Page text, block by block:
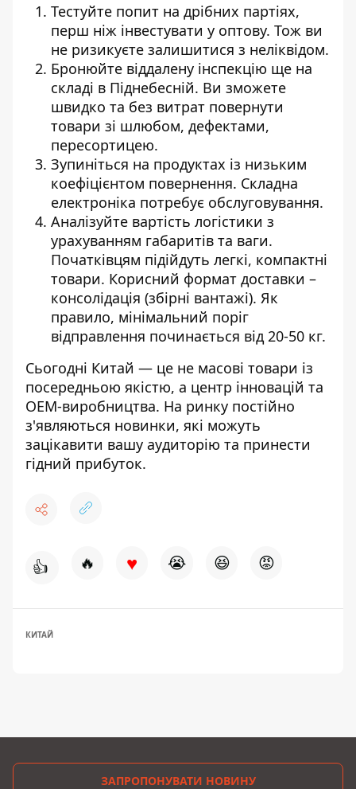
Тестуйте попит на дрібних партіях,
перш ніж інвестувати у оптову. Тож ви
не ризикуєте залишитися з неліквідом.
Бронюйте віддалену інспекцію ще на
складі в Піднебесній. Ви зможете
швидко та без витрат повернути
товари зі шлюбом, дефектами,
пересортицею.
Зупиніться на продуктах із низьким
коефіцієнтом повернення. Складна
електроніка потребує обслуговування.
Аналізуйте вартість логістики з
урахуванням габаритів та ваги.
Початківцям підійдуть легкі, компактні
товари. Корисний формат доставки –
консолідація (збірні вантажі). Як
правило, мінімальний поріг
відправлення починається від 20-50 кг.
Сьогодні Китай — це не масові товари із
посередньою якістю, а центр інновацій та
OEM-виробництва. На ринку постійно
з'являються новинки, які можуть
зацікавити вашу аудиторію та принести
гідний прибуток.
👍 🔥 ♥ 😭 😆 😡
КИТАЙ
ЗАПРОПОНУВАТИ НОВИНУ